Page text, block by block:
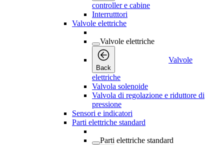
controller e cabine
Interrutttori
Valvole elettriche
Valvole elettriche
Back
Valvole
elettriche
Valvola solenoide
Valvola di regolazione e riduttore di
pressione
Sensori e indicatori
Parti elettriche standard
Parti elettriche standard